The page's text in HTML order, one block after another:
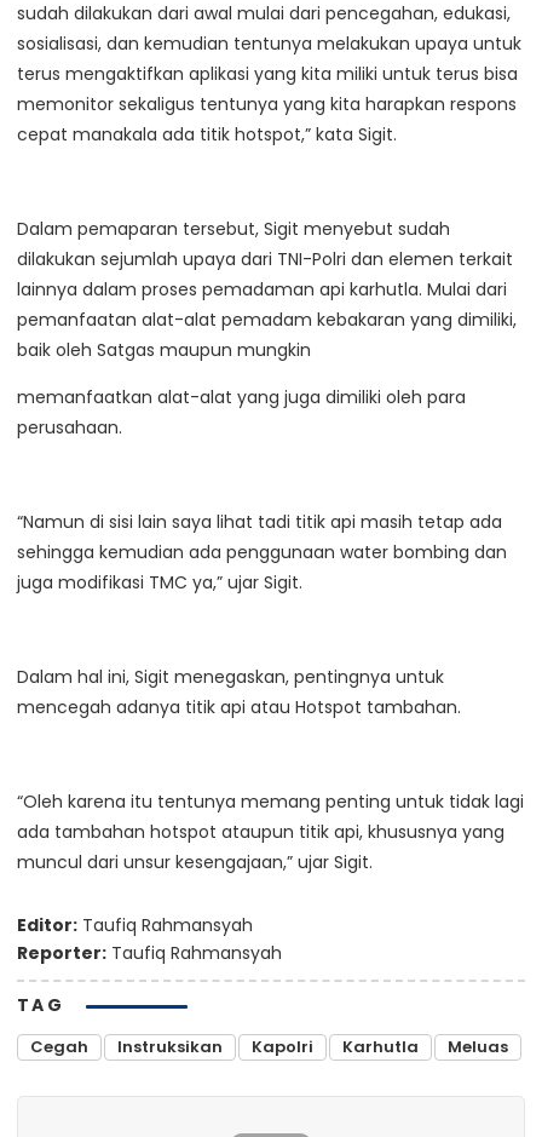
sudah dilakukan dari awal mulai dari pencegahan, edukasi,
sosialisasi, dan kemudian tentunya melakukan upaya untuk
terus mengaktifkan aplikasi yang kita miliki untuk terus bisa
memonitor sekaligus tentunya yang kita harapkan respons
cepat manakala ada titik hotspot,” kata Sigit.
Dalam pemaparan tersebut, Sigit menyebut sudah
dilakukan sejumlah upaya dari TNI-Polri dan elemen terkait
lainnya dalam proses pemadaman api karhutla. Mulai dari
pemanfaatan alat-alat pemadam kebakaran yang dimiliki,
baik oleh Satgas maupun mungkin
memanfaatkan alat-alat yang juga dimiliki oleh para
perusahaan.
“Namun di sisi lain saya lihat tadi titik api masih tetap ada
sehingga kemudian ada penggunaan water bombing dan
juga modifikasi TMC ya,” ujar Sigit.
Dalam hal ini, Sigit menegaskan, pentingnya untuk
mencegah adanya titik api atau Hotspot tambahan.
“Oleh karena itu tentunya memang penting untuk tidak lagi
ada tambahan hotspot ataupun titik api, khususnya yang
muncul dari unsur kesengajaan,” ujar Sigit.
Editor: Taufiq Rahmansyah
Reporter: Taufiq Rahmansyah
TAG
Cegah Instruksikan Kapolri Karhutla Meluas